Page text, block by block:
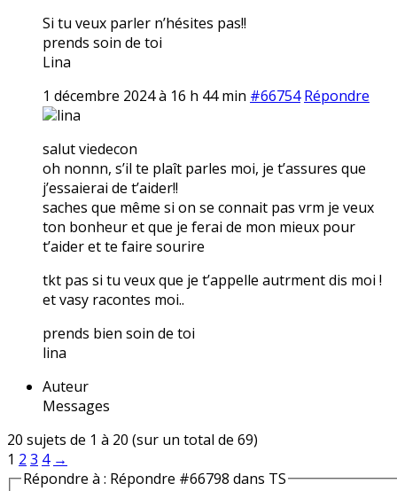
Si tu veux parler n’hésites pas!!
prends soin de toi
Lina
1 décembre 2024 à 16 h 44 min #66754 Répondre
lina
salut viedecon
oh nonnn, s’il te plaît parles moi, je t’assures que
j’essaierai de t’aider!!
saches que même si on se connait pas vrm je veux
ton bonheur et que je ferai de mon mieux pour
t’aider et te faire sourire
tkt pas si tu veux que je t’appelle autrment dis moi !
et vasy racontes moi..
prends bien soin de toi
lina
Auteur
Messages
20 sujets de 1 à 20 (sur un total de 69)
1 2 3 4 →
Répondre à : Répondre #66798 dans TS